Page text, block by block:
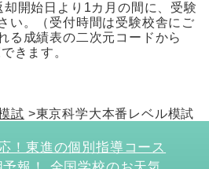
開始日より1カ月の間に、受験
い。（受付時間は受験校舎にご
る成績表の二次元コードから
きます。
試 東京科学大本番レベル模試
！東進の個別指導コース